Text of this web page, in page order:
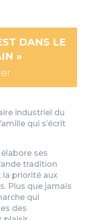
DANS LE
»
industriel du
qui s’écrit
ses
tradition
la priorité aux
Plus que jamais
qui
des